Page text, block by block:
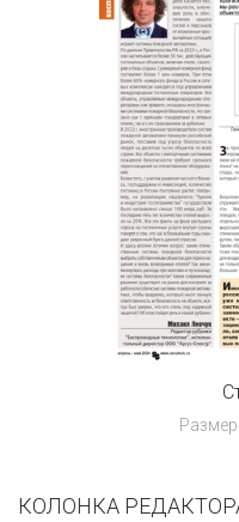
КОЛОНКА